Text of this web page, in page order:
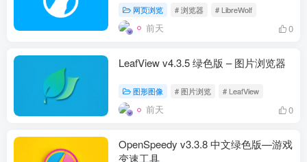
网页浏览 # 浏览器 # LibreWolf
前天 0
LeafView v4.3.5 绿色版 – 图片浏览器
图形图像 # 图片浏览 # LeafView
前天 0
OpenSpeedy v3.3.8 中文绿色版—游戏
变速工具